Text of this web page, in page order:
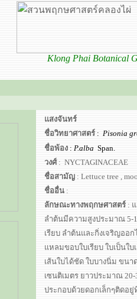
Klong Phai Botanical
แสงจันทร์
ชื่อวิทยาศาสตร์ : Pisonia
ชื่อพ้อง : P.alba Span.
วงศ์ : NYCTAGINACEAE
ชื่อสามัญ : Lettuce tree ,
ชื่ออื่น :
ลักษณะทางพฤกษศาสตร์ :
ลำต้นมีความสูงประมาณ 5-
เรียบ ลำต้นและกิ่งเจริญออ
แหลมขอบใบเรียบ ใบเป็นใ
เส้นใบได้ชัด ใบบางนิ่ม ขน
เซนติเมตร ยาวประมาณ 20-
ประกอบด้วยดอกเล็กๆติดอ